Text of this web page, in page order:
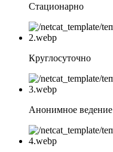
Стационарно
Круглосуточно
Анонимное ведение